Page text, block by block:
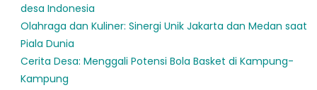
desa Indonesia
Olahraga dan Kuliner: Sinergi Unik Jakarta dan Medan saat
Piala Dunia
Cerita Desa: Menggali Potensi Bola Basket di Kampung-
Kampung